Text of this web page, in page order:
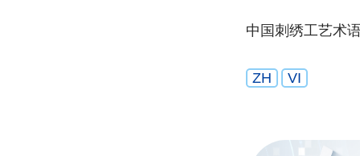
中国刺绣工艺术
ZH VI